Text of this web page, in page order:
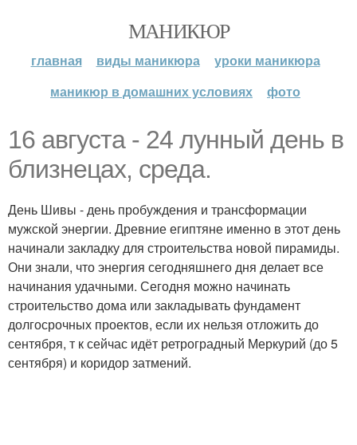
МАНИКЮР
главная виды маникюра
уроки маникюра
маникюр в домашних условиях
фото
16 августа - 24 лунный день в
близнецах, среда.
День Шивы - день пробуждения и трансформации
мужской энергии. Древние египтяне именно в этот день
начинали закладку для строительства новой пирамиды.
Они знали, что энергия сегодняшнего дня делает все
начинания удачными. Сегодня можно начинать
строительство дома или закладывать фундамент
долгосрочных проектов, если их нельзя отложить до
сентября, т к сейчас идёт ретроградный Меркурий (до 5
сентября) и коридор затмений.